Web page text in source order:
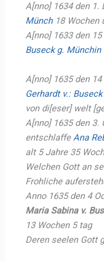
A[nno] 1634 den 1.
Münch18 Wochen
A[nno] 1633 den
Buseck g. Münchin
A[nno] 1635 den
Gerhardt v.:
von di[eser] welt
A[nno] 1635 den
entschlaffeAna
alt 5 Jahre 35
Welchen Gott an
Frohliche
Anno 1635 den 4
Maria Sabina v.
13 Wochen 5 tag
Deren seelen Gott